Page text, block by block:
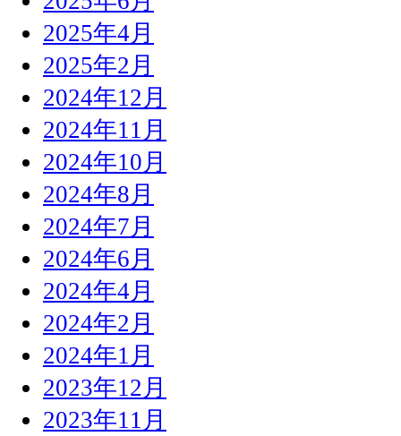
2025年4月
2025年2月
2024年12月
2024年11月
2024年10月
2024年8月
2024年7月
2024年6月
2024年4月
2024年2月
2024年1月
2023年12月
2023年11月